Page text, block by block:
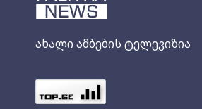
ახალი ამბების ტელევიზია